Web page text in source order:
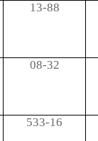
13-88
08-32
533-16